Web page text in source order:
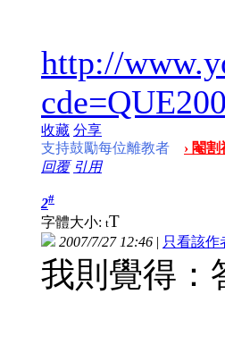
http://
收藏 分享
支持鼓勵每位離教者
› 閹
回覆 引用
2#
字體大小: tT
2007/7/27 12:46 | 只看該作
我則覺得：